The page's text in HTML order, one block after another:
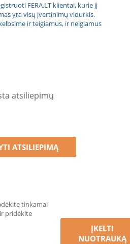
FERA.LT klientai, kurie jį
yra visų įvertinimų vidurkis.
ir teigiamus, ir neigiamus
atsiliepimų
ATSILIEPIMĄ
tinkamai
pridėkite
ĮKELTI
NUOTRAUKĄ